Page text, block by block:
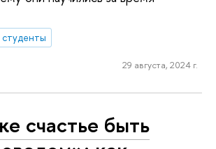
студенты
29 августа, 2024 г.
счастье быть